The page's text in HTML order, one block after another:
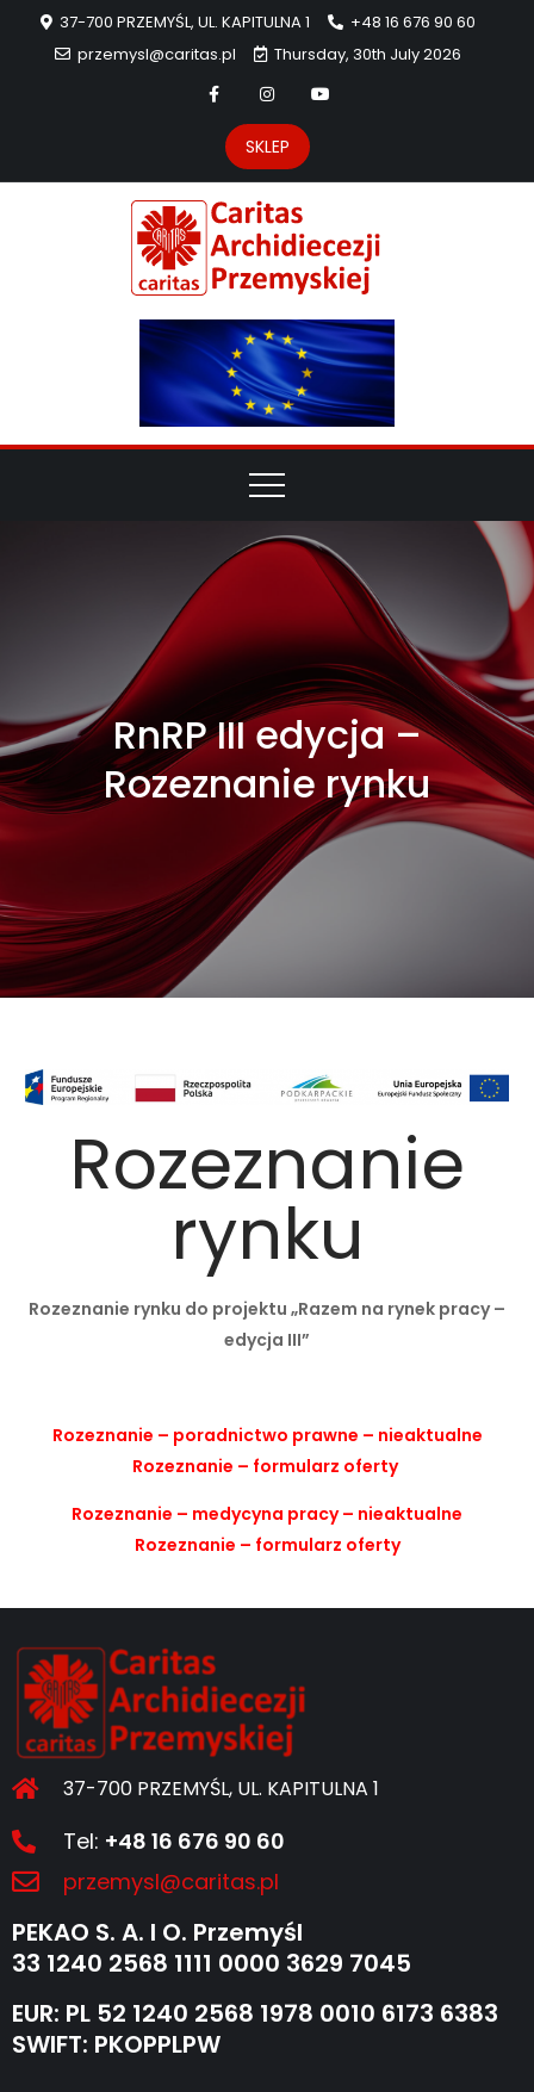
37-700 PRZEMYŚL, UL. KAPITULNA 1
+48 16 676 90 60
przemysl@caritas.pl
Thursday, 30th July 2026
SKLEP
RnRP III edycja –
Rozeznanie rynku
Rozeznanie
rynku
Rozeznanie rynku do projektu „Razem na rynek pracy –
edycja III”
Rozeznanie – poradnictwo prawne – nieaktualne
Rozeznanie – formularz oferty
Rozeznanie – medycyna pracy – nieaktualne
Rozeznanie – formularz oferty
37-700 PRZEMYŚL, UL. KAPITULNA 1
Tel: +48 16 676 90 60
przemysl@caritas.pl
PEKAO S. A. I O. Przemyśl
33 1240 2568 1111 0000 3629 7045
EUR: PL 52 1240 2568 1978 0010 6173 6383
SWIFT: PKOPPLPW